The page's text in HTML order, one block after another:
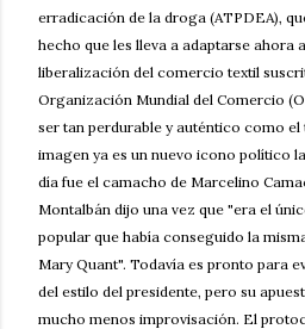
erradicación de la droga (ATPDEA),
hecho que les lleva a adaptarse ahora
liberalización del comercio textil
Organización Mundial del Comercio
ser tan perdurable y auténtico como el
imagen ya es un nuevo icono político
día fue el camacho de Marcelino
Montalbán dijo una vez que "era el
popular que había conseguido la
Mary Quant". Todavía es pronto para
del estilo del presidente, pero su
mucho menos improvisación. El